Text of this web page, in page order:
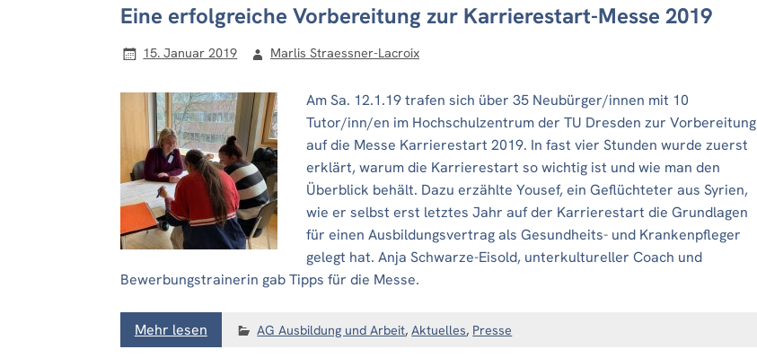
Eine erfolgreiche Vorbereitung zur Karrierestart-Messe 2019
15. Januar 2019 Marlis Straessner-Lacroix
Am Sa. 12.1.19 trafen sich über 35 Neubürger/innen mit 10
Tutor/inn/en im Hochschulzentrum der TU Dresden zur Vorbereitung
auf die Messe Karrierestart 2019. In fast vier Stunden wurde zuerst
erklärt, warum die Karrierestart so wichtig ist und wie man den
Überblick behält. Dazu erzählte Yousef, ein Geflüchteter aus Syrien,
wie er selbst erst letztes Jahr auf der Karrierestart die Grundlagen
für einen Ausbildungsvertrag als Gesundheits- und Krankenpfleger
gelegt hat. Anja Schwarze-Eisold, unterkultureller Coach und
Bewerbungstrainerin gab Tipps für die Messe.
Mehr lesen AG Ausbildung und Arbeit,Aktuelles, Presse